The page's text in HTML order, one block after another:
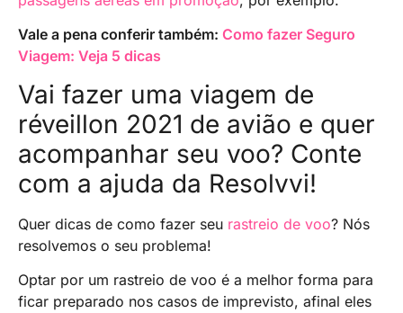
Vale a pena conferir também: Como fazer Seguro
Viagem: Veja 5 dicas
Vai fazer uma viagem de
réveillon 2021 de avião e quer
acompanhar seu voo? Conte
com a ajuda da Resolvvi!
Quer dicas de como fazer seu rastreio de voo? Nós
resolvemos o seu problema!
Optar por um rastreio de voo é a melhor forma para
ficar preparado nos casos de imprevisto, afinal eles